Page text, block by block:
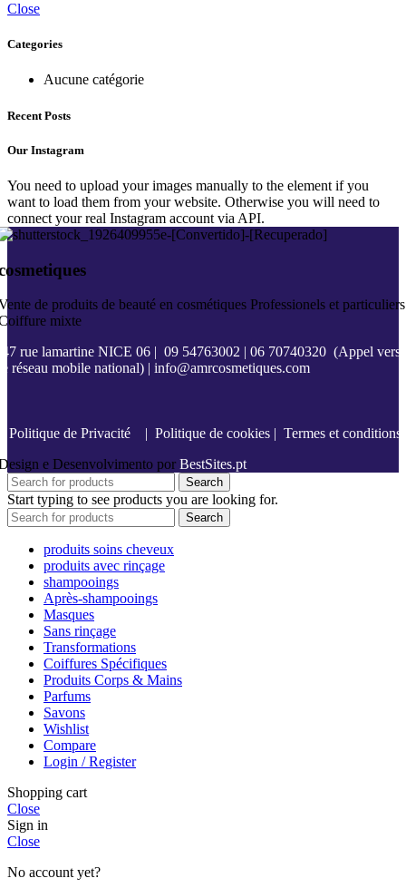
Close
Categories
Aucune catégorie
Recent Posts
Our Instagram
You need to upload your images manually to the element if you
want to load them from your website. Otherwise you will need to
connect your real Instagram account via API.
de produits de beauté en cosmétiques Professionels et particuliers
mixte
47 rue lamartine NICE 06 | 09 54763002 | 06 70740320 (Appel vers
réseau mobile national) | info@amrcosmetiques.com
Politique de Privacité | Politique de cookies | Termes et conditions
e Desenvolvimento por BestSites.pt
Search
Start typing to see products you are looking for.
Search
produits soins cheveux
produits avec rinçage
shampooings
Après-shampooings
Masques
Sans rinçage
Transformations
Coiffures Spécifiques
Produits Corps & Mains
Parfums
Savons
Wishlist
Compare
Login / Register
Shopping cart
Close
Sign in
Close
No account yet?